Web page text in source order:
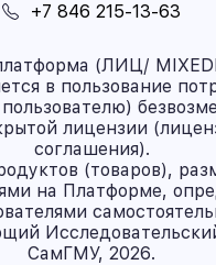
+7 846 215-13-63
(ЛИЦ/
в пользование
лицензии
соглашения).
(товаров),
на Платформе,
СамГМУ, 2026.